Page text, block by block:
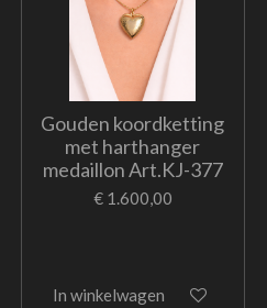
Gouden koordketting
met harthanger
medaillon Art.KJ-377
€ 1.600,00
In winkelwagen